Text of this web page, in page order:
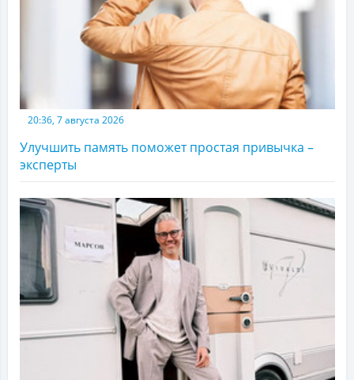
20:36, 7 августа 2026
Улучшить память поможет простая привычка –
эксперты